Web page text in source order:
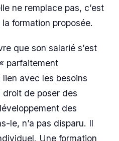
ne remplace pas, c’est
formation proposée.
que son salarié s’est
parfaitement
avec les besoins
droit de poser des
des
le, n’a pas disparu. Il
Une formation